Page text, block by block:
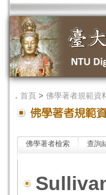
． 首頁 > 佛學著者規範資
佛學著者檢索 查詢